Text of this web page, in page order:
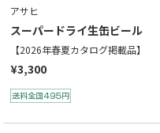
アサヒ
スーパードライ生缶ビール
【2026年春夏カタログ掲載品】
¥3,300